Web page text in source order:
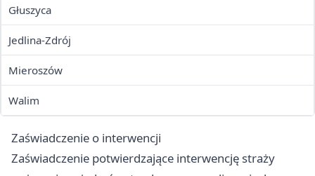
Głuszyca
Jedlina-Zdrój
Mieroszów
Walim
Zaświadczenie o interwencji
Zaświadczenie potwierdzające interwencję straży